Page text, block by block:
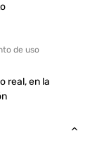
de uso
real, en la